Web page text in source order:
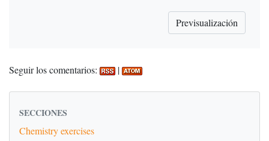
Seguir los comentarios: |
SECCIONES
Chemistry exercises